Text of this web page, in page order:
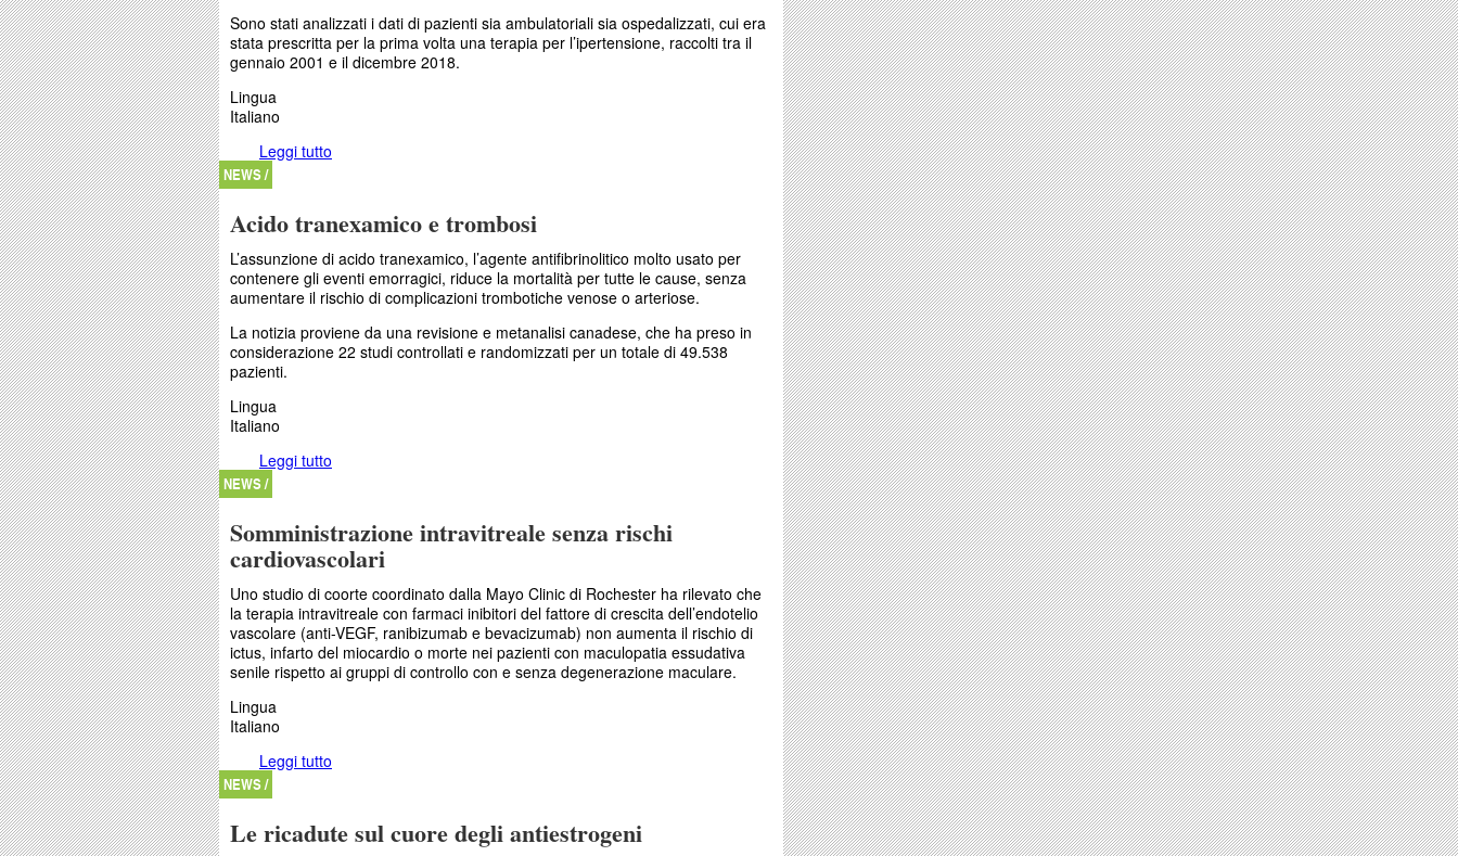
Sono stati analizzati i dati di pazienti sia ambulatoriali sia ospedalizzati, cui era
stata prescritta per la prima volta una terapia per l’ipertensione, raccolti tra il
gennaio 2001 e il dicembre 2018.
Lingua
Italiano
Leggi tutto
NEWS /
Acido tranexamico e trombosi
L’assunzione di acido tranexamico, l’agente antifibrinolitico molto usato per
contenere gli eventi emorragici, riduce la mortalità per tutte le cause, senza
aumentare il rischio di complicazioni trombotiche venose o arteriose.
La notizia proviene da una revisione e metanalisi canadese, che ha preso in
considerazione 22 studi controllati e randomizzati per un totale di 49.538
pazienti.
Lingua
Italiano
Leggi tutto
NEWS /
Somministrazione intravitreale senza rischi
cardiovascolari
Uno studio di coorte coordinato dalla Mayo Clinic di Rochester ha rilevato che
la terapia intravitreale con farmaci inibitori del fattore di crescita dell’endotelio
vascolare (anti-VEGF, ranibizumab e bevacizumab) non aumenta il rischio di
ictus, infarto del miocardio o morte nei pazienti con maculopatia essudativa
senile rispetto ai gruppi di controllo con e senza degenerazione maculare.
Lingua
Italiano
Leggi tutto
NEWS /
Le ricadute sul cuore degli antiestrogeni